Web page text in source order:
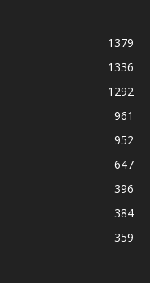
1379
1336
1292
961
952
647
396
384
359